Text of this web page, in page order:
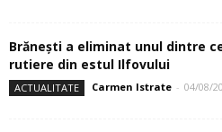
Brănești a eliminat unul dintre
rutiere din estul Ilfovului
ACTUALITATE Carmen Istrate - 04/08/